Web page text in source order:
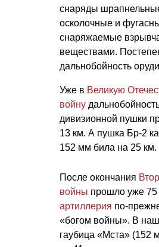
снаряды
осколочные и
снаряжаемые
веществами.
дальнобойность
Уже в Великую
войну
дивизионной пушки
13 км. А пушка Бр-2
152 мм била на 25 км.
После окончания
войны прошло уже 75
артиллерия по-
«богом войны». В
гаубица «Мста» (152